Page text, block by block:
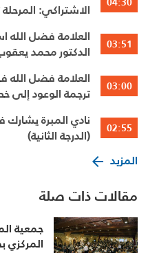
الاشتراكي:
03:51
العلامة فضل
الدكتور محمد
03:00
العلامة فضل
ترجمة الوعود إلى
02:55
نادي المبرة
(الدرجة الثانية)
المزيد
مقالات ذات صلة
جمعية